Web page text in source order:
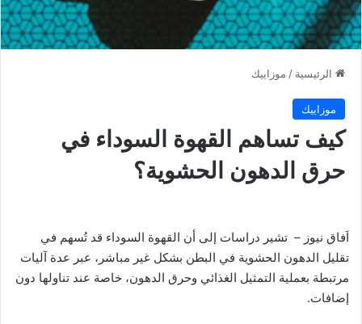
الرئيسية / موزاييك
موزاييك
كيف تساهم القهوة السوداء في
حرق الدهون الحشوية؟
اَفاق نيوز – تشير دراسات إلى أن القهوة السوداء قد تُسهم في
تقليل الدهون الحشوية في البطن بشكل غير مباشر، عبر عدة آليات
مرتبطة بعملية التمثيل الغذائي وحرق الدهون، خاصة عند تناولها دون
إضافات.